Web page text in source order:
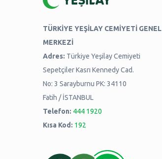
TÜRKİYE YEŞİLAY CEMİYETİ GENEL
MERKEZİ
Adres: Türkiye Yeşilay Cemiyeti
Sepetçiler Kasrı Kennedy Cad.
No: 3 Sarayburnu PK: 34110
Fatih / İSTANBUL
Telefon: 444 1920
Kısa Kod: 192